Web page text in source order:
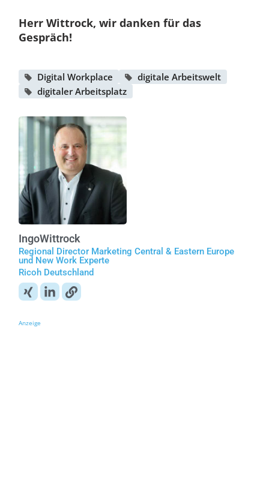
Herr Wittrock, wir danken für das
Gespräch!
Digital Workplace
digitale Arbeitswelt
digitaler Arbeitsplatz
IngoWittrock
Regional Director Marketing Central & Eastern Europe
und New Work Experte
Ricoh Deutschland
Anzeige